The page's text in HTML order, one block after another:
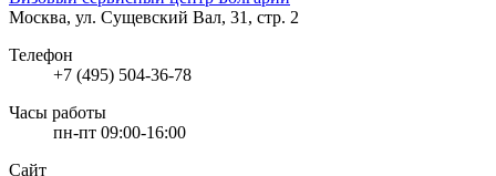
Москва, ул. Сущевский Вал, 31, стр. 2
Телефон
+7 (495) 504-36-78
Часы работы
пн-пт 09:00-16:00
Сайт